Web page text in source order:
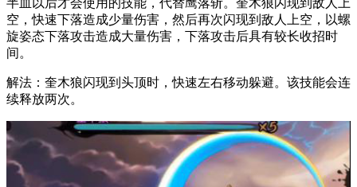
半血以后才会使用的技能，代替鹰落斩。奎木狼闪现到敌人上
空，快速下落造成少量伤害，然后再次闪现到敌人上空，以螺
旋姿态下落攻击造成大量伤害，下落攻击后具有较长收招时
间。
解法：奎木狼闪现到头顶时，快速左右移动躲避。该技能会连
续释放两次。